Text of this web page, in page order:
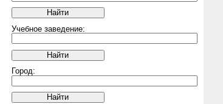
Учебное заведение:
Город: